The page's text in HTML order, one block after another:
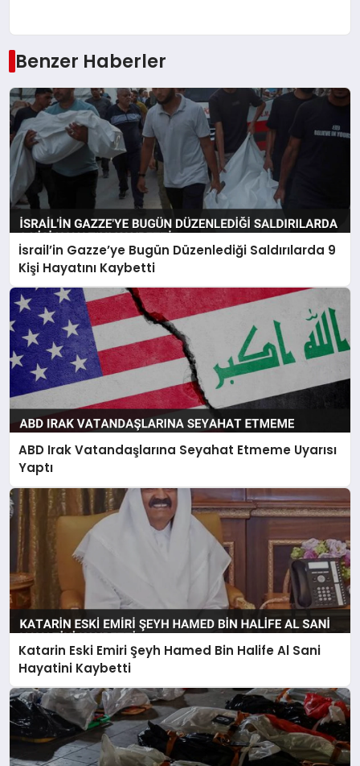
Benzer Haberler
İsrail’in Gazze’ye Bugün Düzenlediği Saldırılarda 9
Kişi Hayatını Kaybetti
ABD Irak Vatandaşlarına Seyahat Etmeme Uyarısı
Yaptı
Katarin Eski Emiri Şeyh Hamed Bin Halife Al Sani
Hayatini Kaybetti